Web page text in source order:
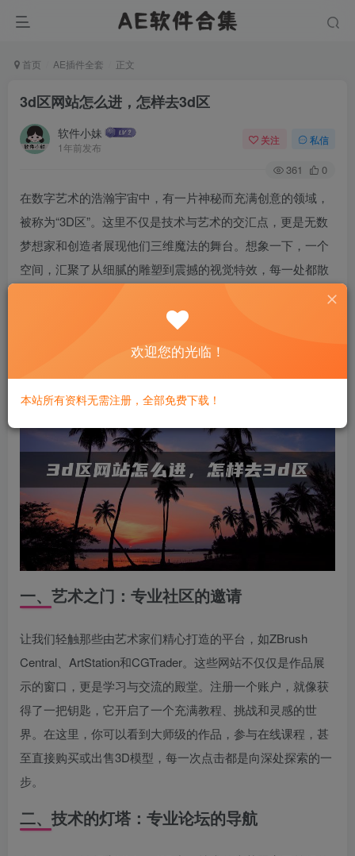
首页 AE插件全套 正文
3d区网站怎么进，怎样去3d区
软件小妹
1年前发布
关注 私信
361 0
在数字艺术的浩瀚宇宙中，有一片神秘而充满创意的领域，
被称为“3D区”。这里不仅是技术与艺术的交汇点，更是无数
梦想家和创造者展现他们三维魔法的舞台。想象一下，一个
空间，汇聚了从细腻的雕塑到震撼的视觉特效，每一处都散
发着创新的光芒。那么，如何踏入这片神奇之地，探索那些
隐藏在像素背后的奥秘呢？让我们一起启程，揭开3D区的神
一、艺术之门：专业社区的邀请
让我们轻触那些由艺术家们精心打造的平台，如ZBrush
Central、ArtStation和CGTrader。这些网站不仅仅是作品展
示的窗口，更是学习与交流的殿堂。注册一个账户，就像获
得了一把钥匙，它开启了一个充满教程、挑战和灵感的世
界。在这里，你可以看到大师级的作品，参与在线课程，甚
至直接购买或出售3D模型，每一次点击都是向深处探索的一
步。
二、技术的灯塔：专业论坛的导航
欢迎您的光临！
本站所有资料无需注册，全部免费下载！